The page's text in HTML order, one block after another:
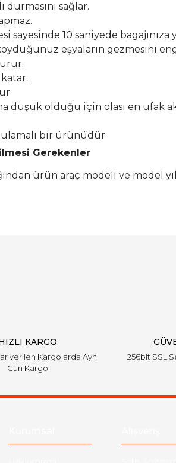
durmasını sağlar.
sayesinde 10 saniyede
eşyaların gezmesini
katar.
düşük olduğu için olası en
bir ürünüdür
Gerekenler
ürün araç modeli ve model
KARGO
verilen Kargolarda Aynı
Gün Kargo
256bit SSL